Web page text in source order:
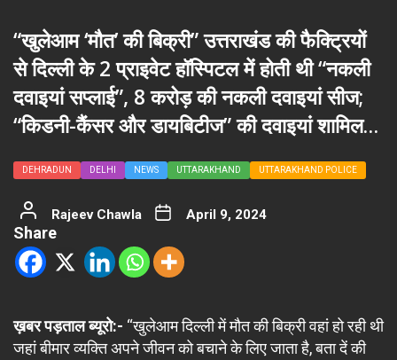
“खुलेआम ‘मौत’ की बिक्री” उत्तराखंड की फैक्ट्रियों
से दिल्ली के 2 प्राइवेट हॉस्पिटल में होती थी “नकली
दवाइयां सप्लाई”, 8 करोड़ की नकली दवाइयां सीज;
“किडनी-कैंसर और डायबिटीज” की दवाइयां शामिल…
DEHRADUN DELHI NEWS UTTARAKHAND UTTARAKHAND POLICE
Rajeev Chawla April 9, 2024
Share
ख़बर पड़ताल ब्यूरो:- “खुलेआम दिल्ली में मौत की बिक्री वहां हो रही थी
जहां बीमार व्यक्ति अपने जीवन को बचाने के लिए जाता है, बता दें की